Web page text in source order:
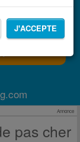
J'ACCEPTE
Annonce
pas cher